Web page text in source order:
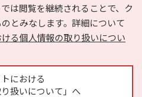
は閲覧を継続されることで、ク
とみなします。詳細について
ける個人情報の取り扱いについ
における
り扱いについて」へ
All Rights Reserved.